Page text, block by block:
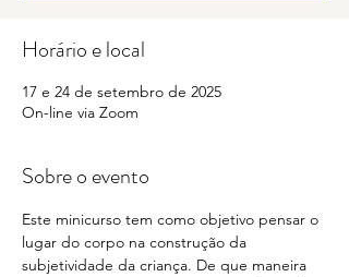
Horário e local
17 e 24 de setembro de 2025
On-line via Zoom
Sobre o evento
Este minicurso tem como objetivo pensar o
lugar do corpo na construção da
subjetividade da criança. De que maneira